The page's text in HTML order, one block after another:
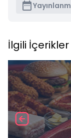
İlgili İçerikler